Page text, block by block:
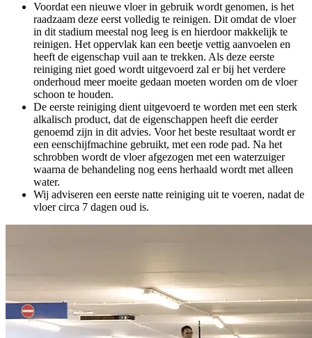
Voordat een nieuwe vloer in gebruik wordt genomen, is het
raadzaam deze eerst volledig te reinigen. Dit omdat de vloer
in dit stadium meestal nog leeg is en hierdoor makkelijk te
reinigen. Het oppervlak kan een beetje vettig aanvoelen en
heeft de eigenschap vuil aan te trekken. Als deze eerste
reiniging niet goed wordt uitgevoerd zal er bij het verdere
onderhoud meer moeite gedaan moeten worden om de vloer
schoon te houden.
De eerste reiniging dient uitgevoerd te worden met een sterk
alkalisch product, dat de eigenschappen heeft die eerder
genoemd zijn in dit advies. Voor het beste resultaat wordt er
een eenschijfmachine gebruikt, met een rode pad. Na het
schrobben wordt de vloer afgezogen met een waterzuiger
waarna de behandeling nog eens herhaald wordt met alleen
water.
Wij adviseren een eerste natte reiniging uit te voeren, nadat de
vloer circa 7 dagen oud is.